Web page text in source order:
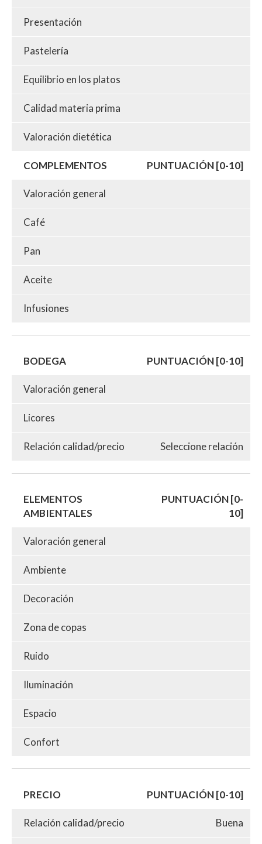
Presentación
Pastelería
Equilibrio en los platos
Calidad materia prima
Valoración dietética
COMPLEMENTOS PUNTUACIÓN [0-10]
Valoración general
Café
Pan
Aceite
Infusiones
BODEGA PUNTUACIÓN [0-10]
Valoración general
Licores
Relación calidad/precio Seleccione relación
ELEMENTOS
AMBIENTALES
PUNTUACIÓN [0-
10]
Valoración general
Ambiente
Decoración
Zona de copas
Ruido
Iluminación
Espacio
Confort
PRECIO PUNTUACIÓN [0-10]
Relación calidad/precio Buena